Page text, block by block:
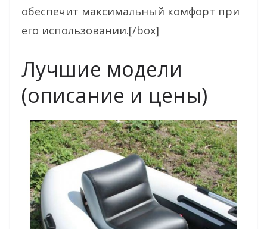
обеспечит максимальный комфорт при
его использовании.[/box]
Лучшие модели
(описание и цены)